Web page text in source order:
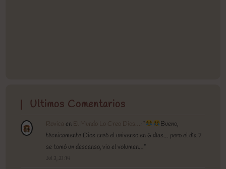
Ultimos Comentarios
Rovica en El Mundo Lo Creo Dios… : “
Bueno,
técnicamente Dios creó el universo en 6 días… pero el día 7
se tomó un descanso, vio el volumen…”
Jul 3, 21:14